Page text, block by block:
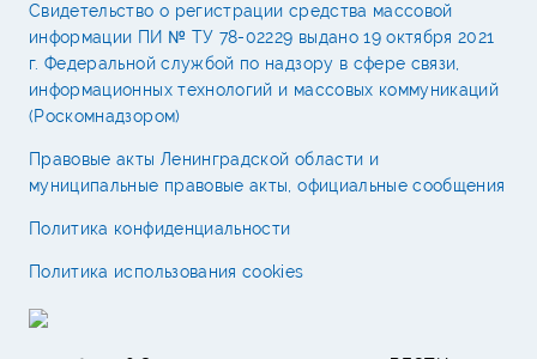
Свидетельство о регистрации средства массовой
информации ПИ № ТУ 78-02229 выдано 19 октября 2021
г. Федеральной службой по надзору в сфере связи,
информационных технологий и массовых коммуникаций
(Роскомнадзором)
Правовые акты Ленинградской области и
муниципальные правовые акты, официальные сообщения
Политика конфиденциальности
Политика использования cookies